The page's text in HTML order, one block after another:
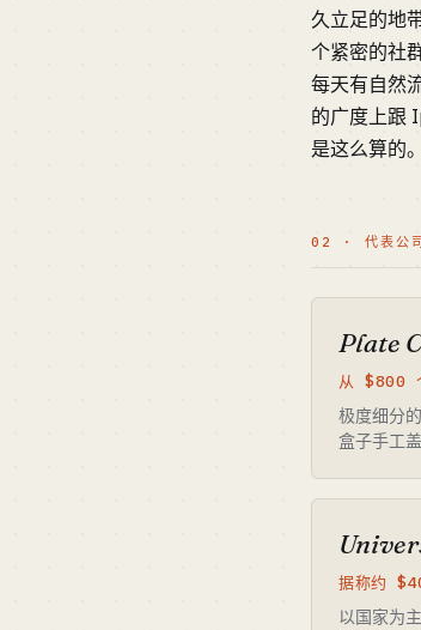
久立足的地
个紧密的社
每天有自然
的广度上跟
是这么算的。
02 · 代表公司
Plate
从 $800
极度细分
盒子手工
据称约
以国家为